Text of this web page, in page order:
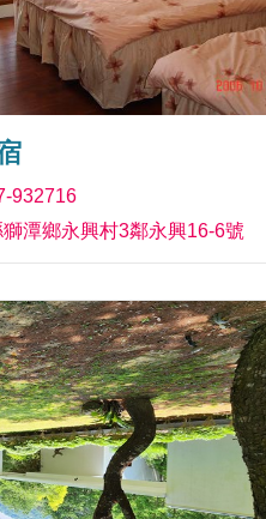
932716
潭鄉永興村3鄰永興16-6號